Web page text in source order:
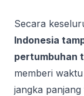
Secara
Indonesia
pertumbuhan
memberi
jangka panjang